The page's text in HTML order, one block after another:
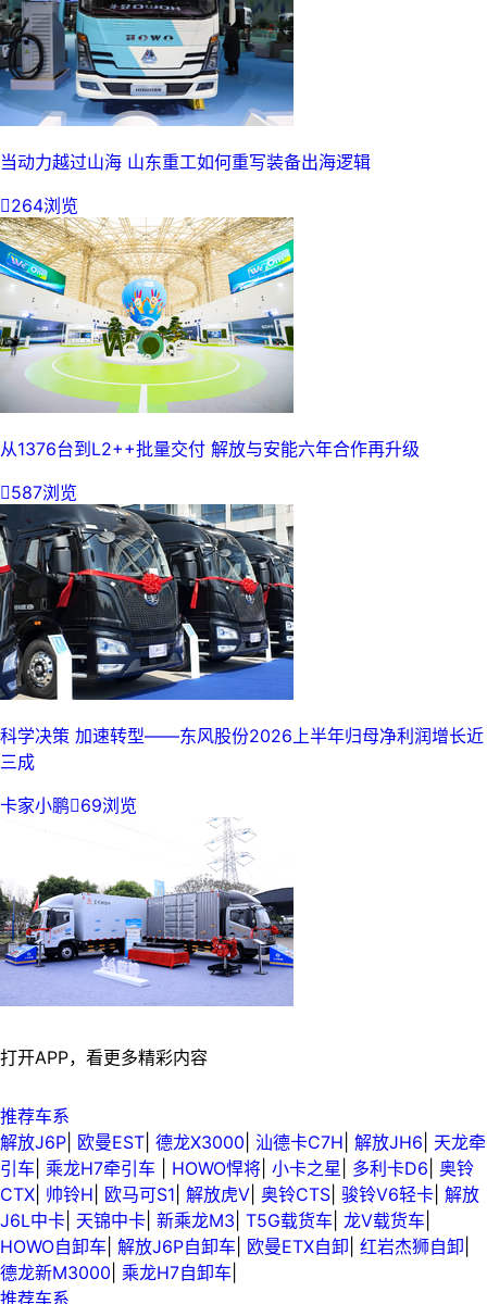
当动力越过山海 山东重工如何重写装备出海逻辑
264浏览
从1376台到L2++批量交付 解放与安能六年合作再升级
587浏览
科学决策 加速转型——东风股份2026上半年归母净利润增长近
三成
卡家小鹏69浏览
打开APP，看更多精彩内容
推荐车系
解放J6P 欧曼EST 德龙X3000 汕德卡C7H 解放JH6 天龙牵
引车 乘龙H7牵引车 HOWO悍将 小卡之星 多利卡D6 奥铃
CTX 帅铃H 欧马可S1 解放虎V 奥铃CTS 骏铃V6轻卡 解放
J6L中卡 天锦中卡 新乘龙M3 T5G载货车 龙V载货车
HOWO自卸车 解放J6P自卸车 欧曼ETX自卸 红岩杰狮自卸
德龙新M3000 乘龙H7自卸车
推荐车系